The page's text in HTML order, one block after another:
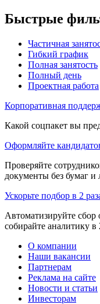
Быстрые
Частичная
Гибкий график
Полная занятость
Полный день
Проектная работа
Корпоративная
Какой соцпакет вы
Оформляйте
Проверяйте
документы без бумаг и
Ускорьте подбор в 2
Автоматизируйте сбор
собирайте аналитику в
О компании
Наши вакансии
Партнерам
Реклама на сайте
Новости и статьи
Инвесторам